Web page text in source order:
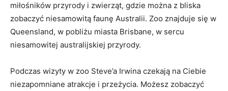
miłośników przyrody ‍i ⁣zwierząt, gdzie można ⁤z bliska
zobaczyć niesamowitą faunę Australii. Zoo znajduje ⁤się w
Queensland, w ​pobliżu miasta Brisbane,⁣ w sercu
niesamowitej australijskiej przyrody.
Podczas wizyty⁢ w zoo Steve’a Irwina ⁢czekają na Ciebie
niezapomniane ‍atrakcje ‌i przeżycia. Możesz zobaczyć⁢